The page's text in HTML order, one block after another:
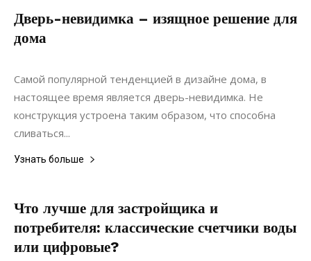
Дверь-невидимка – изящное решение для
дома
18.03.2020
Самой популярной тенденцией в дизайне дома, в
настоящее время является дверь-невидимка. Не
конструкция устроена таким образом, что способна
сливаться...
Узнать больше
Что лучше для застройщика и
потребителя: классические счетчики воды
или цифровые?
24.02.2022